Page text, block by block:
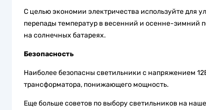
С целью экономии электричества используйте для
перепады температур в весенний и осенне-зимний
на солнечных батареях.
Безопасность
Наиболее безопасны светильники с напряжением
трансформатора, понижающего мощность.
Еще больше советов по выбору светильников на